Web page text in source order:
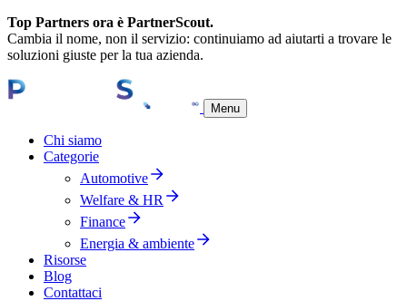
Top Partners ora è PartnerScout.
Cambia il nome, non il servizio: continuiamo ad aiutarti a trovare le
soluzioni giuste per la tua azienda.
Menu
Chi siamo
Categorie
Automotive
Welfare & HR
Finance
Energia & ambiente
Risorse
Blog
Contattaci